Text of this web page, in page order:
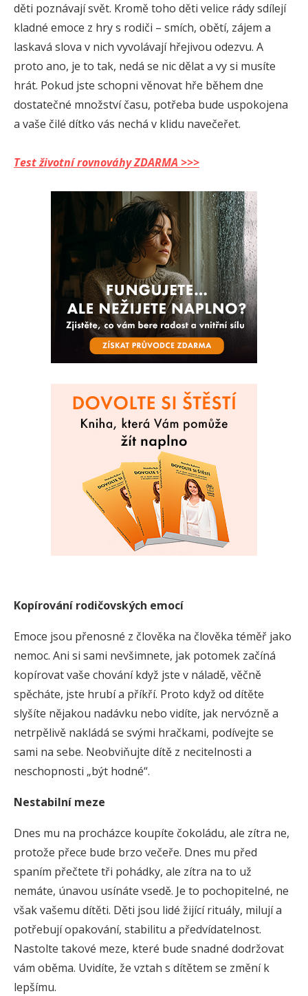
děti poznávají svět. Kromě toho děti velice rády sdílejí
kladné emoce z hry s rodiči – smích, obětí, zájem a
laskavá slova v nich vyvolávají hřejivou odezvu. A
proto ano, je to tak, nedá se nic dělat a vy si musíte
hrát. Pokud jste schopni věnovat hře během dne
dostatečné množství času, potřeba bude uspokojena
a vaše čilé dítko vás nechá v klidu navečeřet.
Test životní rovnováhy ZDARMA >>>
Kopírování rodičovských emocí
Emoce jsou přenosné z člověka na člověka téměř jako
nemoc. Ani si sami nevšimnete, jak potomek začíná
kopírovat vaše chování když jste v náladě, věčně
spěcháte, jste hrubí a příkří. Proto když od dítěte
slyšíte nějakou nadávku nebo vidíte, jak nervózně a
netrpělivě nakládá se svými hračkami, podívejte se
sami na sebe. Neobviňujte dítě z necitelnosti a
neschopnosti „být hodné“.
Nestabilní meze
Dnes mu na procházce koupíte čokoládu, ale zítra ne,
protože přece bude brzo večeře. Dnes mu před
spaním přečtete tři pohádky, ale zítra na to už
nemáte, únavou usínáte vsedě. Je to pochopitelné, ne
však vašemu dítěti. Děti jsou lidé žijící rituály, milují a
potřebují opakování, stabilitu a předvídatelnost.
Nastolte takové meze, které bude snadné dodržovat
vám oběma. Uvidíte, že vztah s dítětem se změní k
lepšímu.